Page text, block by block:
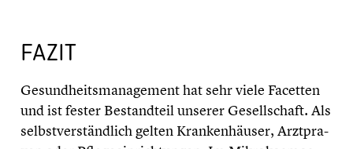
FAZIT
Gesundheits­management hat sehr viele Facetten
und ist fester Bestand­teil unserer Gesell­schaft. Als
selbst­ver­ständ­lich gelten Kranken­häu­ser, Arztpra­